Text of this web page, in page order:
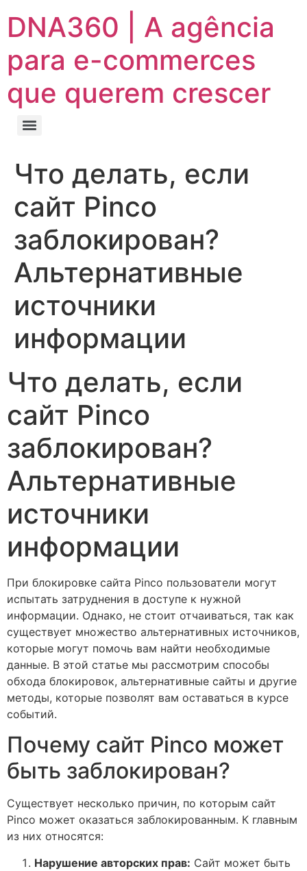
DNA360 | A agência
para e-commerces
que querem crescer
Что делать, если
сайт Pinco
заблокирован?
Альтернативные
источники
информации
Что делать, если
сайт Pinco
заблокирован?
Альтернативные
источники
информации
При блокировке сайта Pinco пользователи могут
испытать затруднения в доступе к нужной
информации. Однако, не стоит отчаиваться, так как
существует множество альтернативных источников,
которые могут помочь вам найти необходимые
данные. В этой статье мы рассмотрим способы
обхода блокировок, альтернативные сайты и другие
методы, которые позволят вам оставаться в курсе
событий.
Почему сайт Pinco может
быть заблокирован?
Существует несколько причин, по которым сайт
Pinco может оказаться заблокированным. К главным
из них относятся:
Нарушение авторских прав: Сайт может быть